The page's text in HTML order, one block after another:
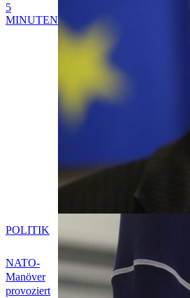
5
MINUTEN
NATO-
Manöver
provoziert
POLITIK